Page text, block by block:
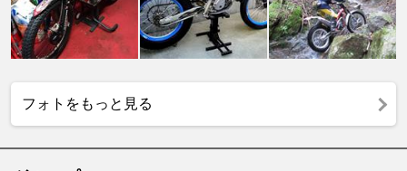
フォトをもっと見る